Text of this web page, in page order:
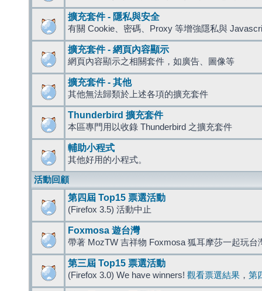
擴充套件 - 隱私與安全
有關 Cookie、密碼、Proxy 等增強隱私與
擴充套件 - 網頁內容顯示
網頁內容顯示之相關套件，如廣告、圖像等
擴充套件 - 其他
其他無法歸類於上述各項的擴充套件
Thunderbird 擴充套件
本區專門用以收錄 Thunderbird 之擴充套件
輔助小程式
其他好用的小程式。
活動回顧
第四屆 Top15 票選活動
(Firefox 3.5) 活動中止
Foxmosa 遊台灣
帶著 MozTW 吉祥物 Foxmosa 狐耳摩莎一起玩台
第三屆 Top15 票選活動
(Firefox 3.0) We have winners! 觀看票選結果 ， 第